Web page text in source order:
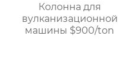
Колонна для
вулканизационной
машины $900/ton